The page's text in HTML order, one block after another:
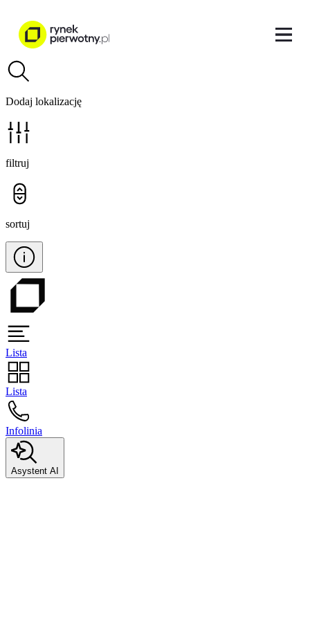
Dodaj lokalizację
filtruj
sortuj
Lista
Lista
Infolinia
Asystent AI